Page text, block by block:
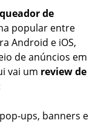
de
popular entre
Android e iOS,
de anúncios em
vai um review de
ups, banners e